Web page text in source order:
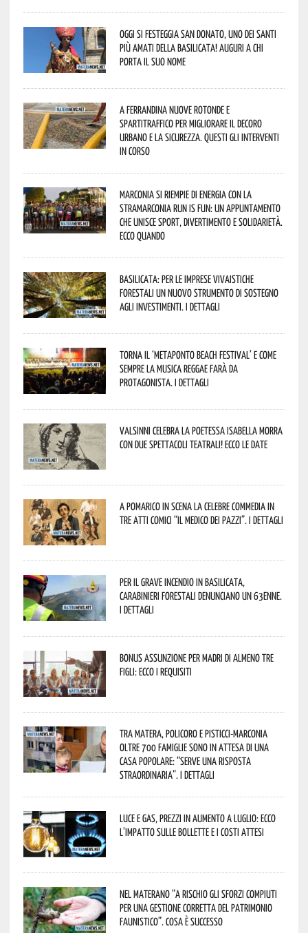
Oggi si festeggia San Donato, uno dei Santi
più amati della Basilicata! Auguri a chi
porta il suo nome
A Ferrandina nuove rotonde e
spartitraffico per migliorare il decoro
urbano e la sicurezza. Questi gli interventi
in corso
Marconia si riempie di energia con la
StraMarconia Run is Fun: un appuntamento
che unisce sport, divertimento e solidarietà.
Ecco quando
Basilicata: per le imprese vivaistiche
forestali un nuovo strumento di sostegno
agli investimenti. I dettagli
Torna il ‘Metaponto beach festival’ e come
sempre la musica reggae farà da
protagonista. I dettagli
Valsinni celebra la poetessa Isabella Morra
con due spettacoli teatrali! Ecco le date
A Pomarico in scena la celebre commedia in
tre atti comici “Il medico dei pazzi”. I dettagli
Per il grave incendio in Basilicata,
Carabinieri forestali denunciano un 63enne.
I dettagli
Bonus assunzione per madri di almeno tre
figli: ecco i requisiti
Tra Matera, Policoro e Pisticci-Marconia
oltre 700 famiglie sono in attesa di una
casa popolare: “serve una risposta
straordinaria”. I dettagli
Luce e gas, prezzi in aumento a luglio: ecco
l’impatto sulle bollette e i costi attesi
Nel materano “a rischio gli sforzi compiuti
per una gestione corretta del patrimonio
faunistico”. Cosa è successo